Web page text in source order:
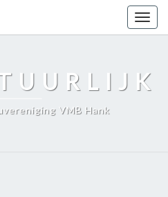
VMB Hank